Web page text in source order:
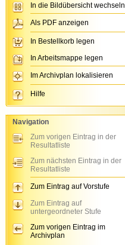
In die Bildübersicht wechseln
Als PDF anzeigen
In Bestellkorb legen
In Arbeitsmappe legen
Im Archivplan lokalisieren
Hilfe
Navigation
Zum vorigen Eintrag in der
Resultatliste
Zum nächsten Eintrag in der
Resultatliste
Zum Eintrag auf Vorstufe
Zum Eintrag auf
untergeordneter Stufe
Zum vorigen Eintrag im
Archivplan